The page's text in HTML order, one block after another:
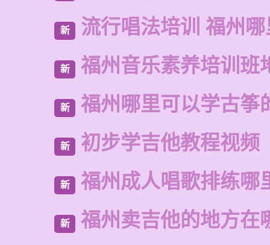
新 流行唱法培训 福州
新 福州音乐素养培训班
新 福州哪里可以学古筝
新 初步学吉他教程视频
新 福州成人唱歌排练哪
新 福州卖吉他的地方在